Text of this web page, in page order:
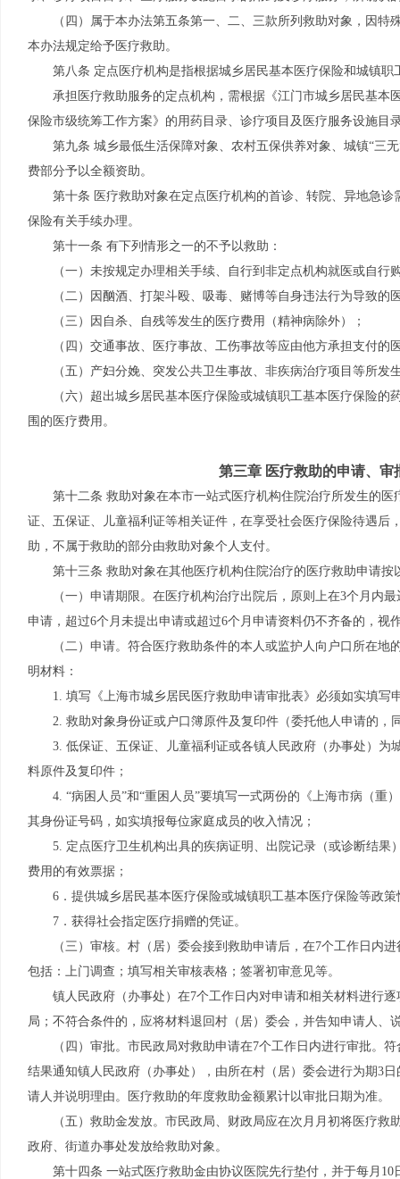
（四）属于本办法第五条第一、二、三款所列救助对象，因
本办法规定给予医疗救助。
第八条 定点医疗机构是指根据城乡居民基本医疗保险和城镇
承担医疗救助服务的定点机构，需根据《江门市城乡居民基本
保险市级统筹工作方案》的用药目录、诊疗项目及医疗服务设施目
第九条 城乡最低生活保障对象、农村五保供养对象、城镇“三
费部分予以全额资助。
第十条 医疗救助对象在定点医疗机构的首诊、转院、异地急
保险有关手续办理。
第十一条 有下列情形之一的不予以救助：
（一）未按规定办理相关手续、自行到非定点机构就医或自行
（二）因酗酒、打架斗殴、吸毒、赌博等自身违法行为导致的
（三）因自杀、自残等发生的医疗费用（精神病除外）；
（四）交通事故、医疗事故、工伤事故等应由他方承担支付的
（五）产妇分娩、突发公共卫生事故、非疾病治疗项目等所发
（六）超出城乡居民基本医疗保险或城镇职工基本医疗保险
围的医疗费用。
第三章 医疗救助的申请、审
第十二条 救助对象在本市一站式医疗机构住院治疗所发生的
证、五保证、儿童福利证等相关证件，在享受社会医疗保险待遇后
助，不属于救助的部分由救助对象个人支付。
第十三条 救助对象在其他医疗机构住院治疗的医疗救助申请按
（一）申请期限。在医疗机构治疗出院后，原则上在3个月内
申请，超过6个月未提出申请或超过6个月申请资料仍不齐备的，视
（二）申请。符合医疗救助条件的本人或监护人向户口所在
明材料：
1. 填写《上海市城乡居民医疗救助申请审批表》必须如实填写
2. 救助对象身份证或户口簿原件及复印件（委托他人申请的，
3. 低保证、五保证、儿童福利证或各镇人民政府（办事处）为
料原件及复印件；
4. “病困人员”和“重困人员”要填写一式两份的《上海市病（重
其身份证号码，如实填报每位家庭成员的收入情况；
5. 定点医疗卫生机构出具的疾病证明、出院记录（或诊断结果
费用的有效票据；
6．提供城乡居民基本医疗保险或城镇职工基本医疗保险等政
7．获得社会指定医疗捐赠的凭证。
（三）审核。村（居）委会接到救助申请后，在7个工作日内
包括：上门调查；填写相关审核表格；签署初审意见等。
镇人民政府（办事处）在7个工作日内对申请和相关材料进行
局；不符合条件的，应将材料退回村（居）委会，并告知申请人、
（四）审批。市民政局对救助申请在7个工作日内进行审批。
结果通知镇人民政府（办事处），由所在村（居）委会进行为期3
请人并说明理由。医疗救助的年度救助金额累计以审批日期为准。
（五）救助金发放。市民政局、财政局应在次月月初将医疗
政府、街道办事处发放给救助对象。
第十四条 一站式医疗救助金由协议医院先行垫付，并于每月